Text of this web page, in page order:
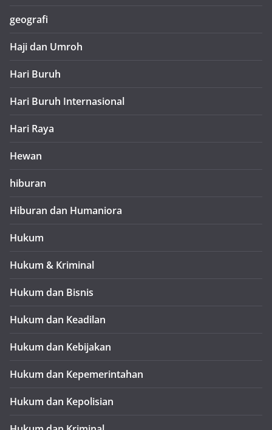
geografi
Haji dan Umroh
Hari Buruh
Hari Buruh Internasional
Hari Raya
Hewan
hiburan
Hiburan dan Humaniora
Hukum
Hukum & Kriminal
Hukum dan Bisnis
Hukum dan Keadilan
Hukum dan Kebijakan
Hukum dan Kepemerintahan
Hukum dan Kepolisian